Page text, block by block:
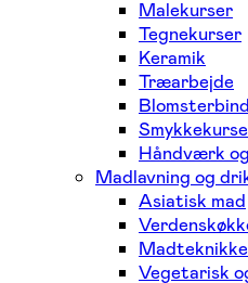
Malekurser
Tegnekurser
Keramik
Træarbejde
Håndværk
Madlavning og
Asiatisk mad
Vegetarisk